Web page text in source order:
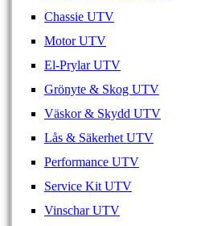
Chassie UTV
Motor UTV
El-Prylar UTV
Grönyte & Skog UTV
Väskor & Skydd UTV
Lås & Säkerhet UTV
Performance UTV
Service Kit UTV
Vinschar UTV